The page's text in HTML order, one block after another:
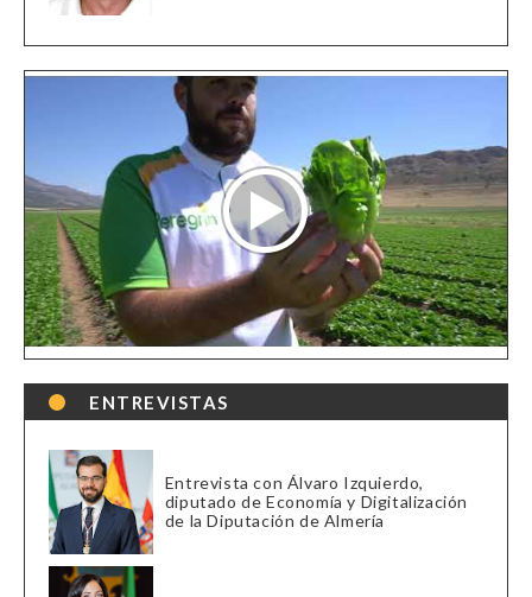
ENTREVISTAS
Entrevista con Álvaro Izquierdo,
diputado de Economía y Digitalización
de la Diputación de Almería